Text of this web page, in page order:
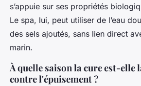
s’appuie sur ses propriétés
Le spa, lui, peut utiliser de l’eau
des sels ajoutés, sans lien direct
marin.
À quelle saison la cure est-elle
contre l'épuisement ?